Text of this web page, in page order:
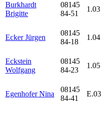
Burkhardt
Brigitte
08145
84-51
1.03
Ecker Jürgen
08145
84-18
1.04
Eckstein
Wolfgang
08145
84-23
1.05
Egenhofer Nina
08145
84-41
E.03